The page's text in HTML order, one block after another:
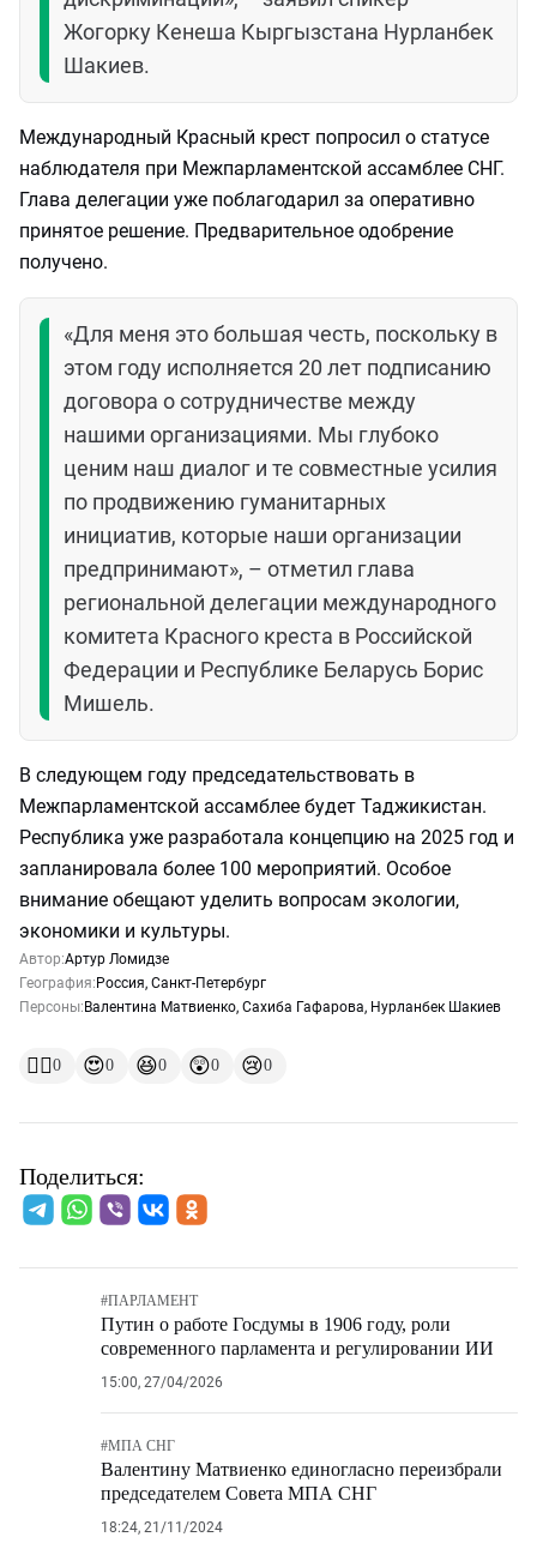
Жогорку Кенеша Кыргызстана Нурланбек
Шакиев.
Международный Красный крест попросил о статусе
наблюдателя при Межпарламентской ассамблее СНГ.
Глава делегации уже поблагодарил за оперативно
принятое решение. Предварительное одобрение
получено.
«Для меня это большая честь, поскольку в
этом году исполняется 20 лет подписанию
договора о сотрудничестве между
нашими организациями. Мы глубоко
ценим наш диалог и те совместные усилия
по продвижению гуманитарных
инициатив, которые наши организации
предпринимают», – отметил глава
региональной делегации международного
комитета Красного креста в Российской
Федерации и Республике Беларусь Борис
Мишель.
В следующем году председательствовать в
Межпарламентской ассамблее будет Таджикистан.
Республика уже разработала концепцию на 2025 год и
запланировала более 100 мероприятий. Особое
внимание обещают уделить вопросам экологии,
экономики и культуры.
Автор:Артур Ломидзе
География: Россия, Санкт-Петербург
Персоны: Валентина Матвиенко, Сахиба Гафарова, Нурланбек Шакиев
👍🏻0 😍0 😆0 😲0 😢0
Поделиться:
#ПАРЛАМЕНТ
Путин о работе Госдумы в 1906 году, роли
современного парламента и регулировании ИИ
15:00, 27/04/2026
#МПА СНГ
Валентину Матвиенко единогласно переизбрали
председателем Совета МПА СНГ
18:24, 21/11/2024